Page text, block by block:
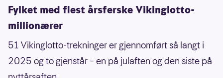
Fylket med flest årsferske Vikinglotto-
millionærer
51 Vikinglotto-trekninger er gjennomført så langt i
2025 og to gjenstår – en på julaften og den siste på